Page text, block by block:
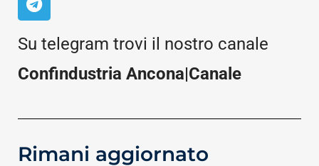
Su telegram trovi il nostro canale
Confindustria Ancona|Canale
Rimani aggiornato